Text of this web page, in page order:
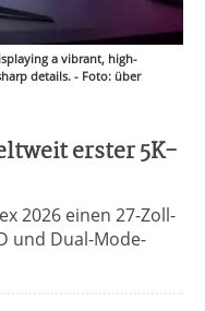
a vibrant, high-
details. - Foto: über
erster 5K-
2026 einen 27-Zoll-
und Dual-Mode-